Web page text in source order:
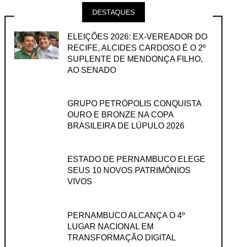
DESTAQUES
ELEIÇÕES 2026: EX-VEREADOR DO
RECIFE, ALCIDES CARDOSO É O 2º
SUPLENTE DE MENDONÇA FILHO,
AO SENADO
GRUPO PETRÓPOLIS CONQUISTA
OURO E BRONZE NA COPA
BRASILEIRA DE LÚPULO 2026
ESTADO DE PERNAMBUCO ELEGE
SEUS 10 NOVOS PATRIMÔNIOS
VIVOS
PERNAMBUCO ALCANÇA O 4º
LUGAR NACIONAL EM
TRANSFORMAÇÃO DIGITAL